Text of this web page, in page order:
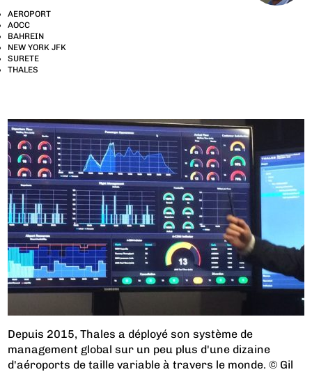
AEROPORT
AOCC
BAHREIN
NEW YORK JFK
SURETE
THALES
Depuis 2015, Thales a déployé son système de
management global sur un peu plus d'une dizaine
d'aéroports de taille variable à travers le monde. © Gil